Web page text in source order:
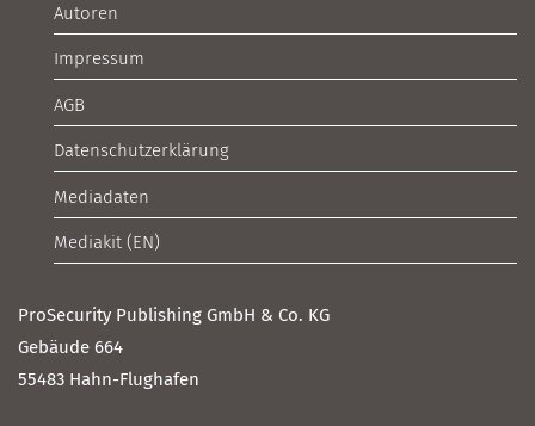
Autoren
Impressum
AGB
Datenschutzerklärung
Mediadaten
Mediakit (EN)
ProSecurity Publishing GmbH & Co. KG
Gebäude 664
55483 Hahn-Flughafen